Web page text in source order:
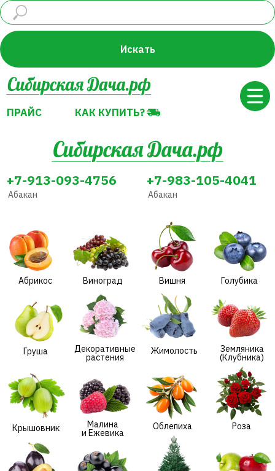
Искать
ПРАЙС КАК КУПИТЬ?
Груша
Написать в WhatsApp
ПРАЙС
КАК КУПИТЬ?
Декоративные
растения
Жимолость Земляника
(Клубника)
Крышовник и Ежевика
Облепиха Роза
Слива Смородина Хвойники Яблоня